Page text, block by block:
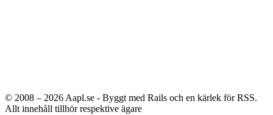
© 2008 – 2026 Aapl.se - Byggt med Rails och en kärlek för RSS.
Allt innehåll tillhör respektive ägare